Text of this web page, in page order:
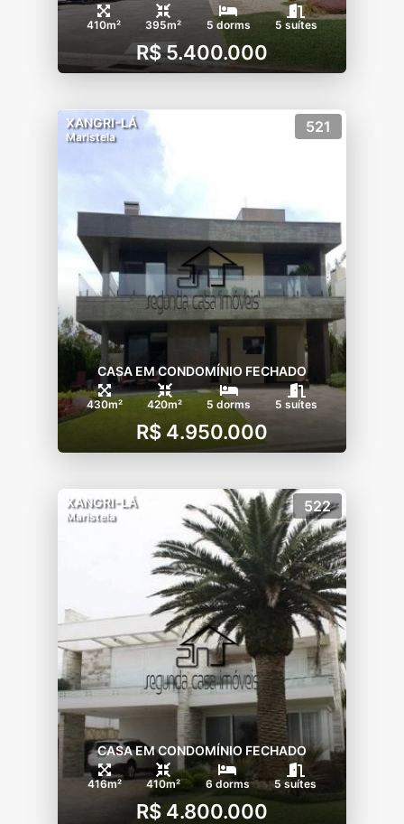
410m² 395m² 5 dorms 5 suítes
R$ 5.400.000
XANGRI-LÁ
Maristela
521
CASA EM CONDOMÍNIO FECHADO
430m² 420m² 5 dorms 5 suítes
R$ 4.950.000
XANGRI-LÁ
Maristela
522
CASA EM CONDOMÍNIO FECHADO
416m² 410m² 6 dorms 5 suítes
R$ 4.800.000